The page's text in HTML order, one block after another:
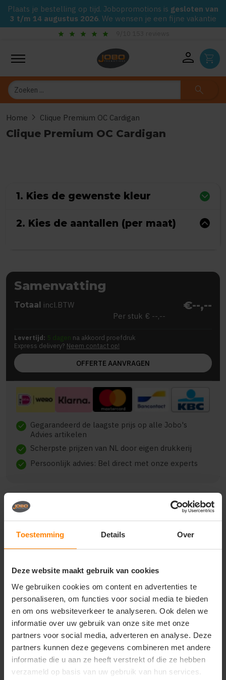
Toestemming Details Over
Deze website maakt gebruik van cookies
We gebruiken cookies om content en advertenties te
personaliseren, om functies voor social media te bieden
en om ons websiteverkeer te analyseren. Ook delen we
informatie over uw gebruik van onze site met onze
partners voor social media, adverteren en analyse. Deze
partners kunnen deze gegevens combineren met andere
informatie die u aan ze heeft verstrekt of die ze hebben
verzameld op basis van uw gebruik van hun services.
Plaats je bestelling op tijd. Jobopromotions is gesloten van
3 t/m 14 augustus 2026. We wensen je een fijne vakantie
Gegarandeerd de laagste prijs op alle Jobo's Advies
person shopping_cart
Zoeken search
Home chevron_right Clique Premium OC Cardigan
Clique Premium OC Cardigan
1. Kies de gewenste kleur
2. Kies de aantallen (per maat)
Samenvatting
Totaal incl.BTW €--,--
Per stuk € --,--
Levertijd: 5 dagen na akkoord proefdruk
Express delivery? Neem contact op!
OFFERTE AANVRAGEN
check Gegarandeerd de laagste prijs op alle Jobo's
Advies artikelen
check Scherpste prijzen van NL door eigen drukkerij
check Persoonlijk advies: Bel direct met onze experts
[{"pp":"Achterzijde","pt":"Bedrukking","ct":"Vier of
meer kleuren"},{"pp":"Borst
links","pt":"Bedrukking","ct":"E\u00e9n kleur"}]}
Vragen? Neem contact
op met onze
klantenservice